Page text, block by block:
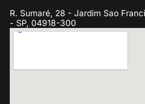
R. Sumaré, 28 - Jardim Sao
- SP, 04918-300